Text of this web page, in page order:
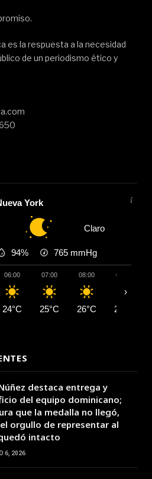
es la respuesta a la necesidad
de un periodismo ético y
York
Claro
94% 765 mmHg
06:00
24°C
07:00
25°C
08:00
26°C
09:00
28°C
›
destaca entrega y
del equipo dominicano;
que la medalla no llegó,
orgullo de representar al
intacto
6, 2026